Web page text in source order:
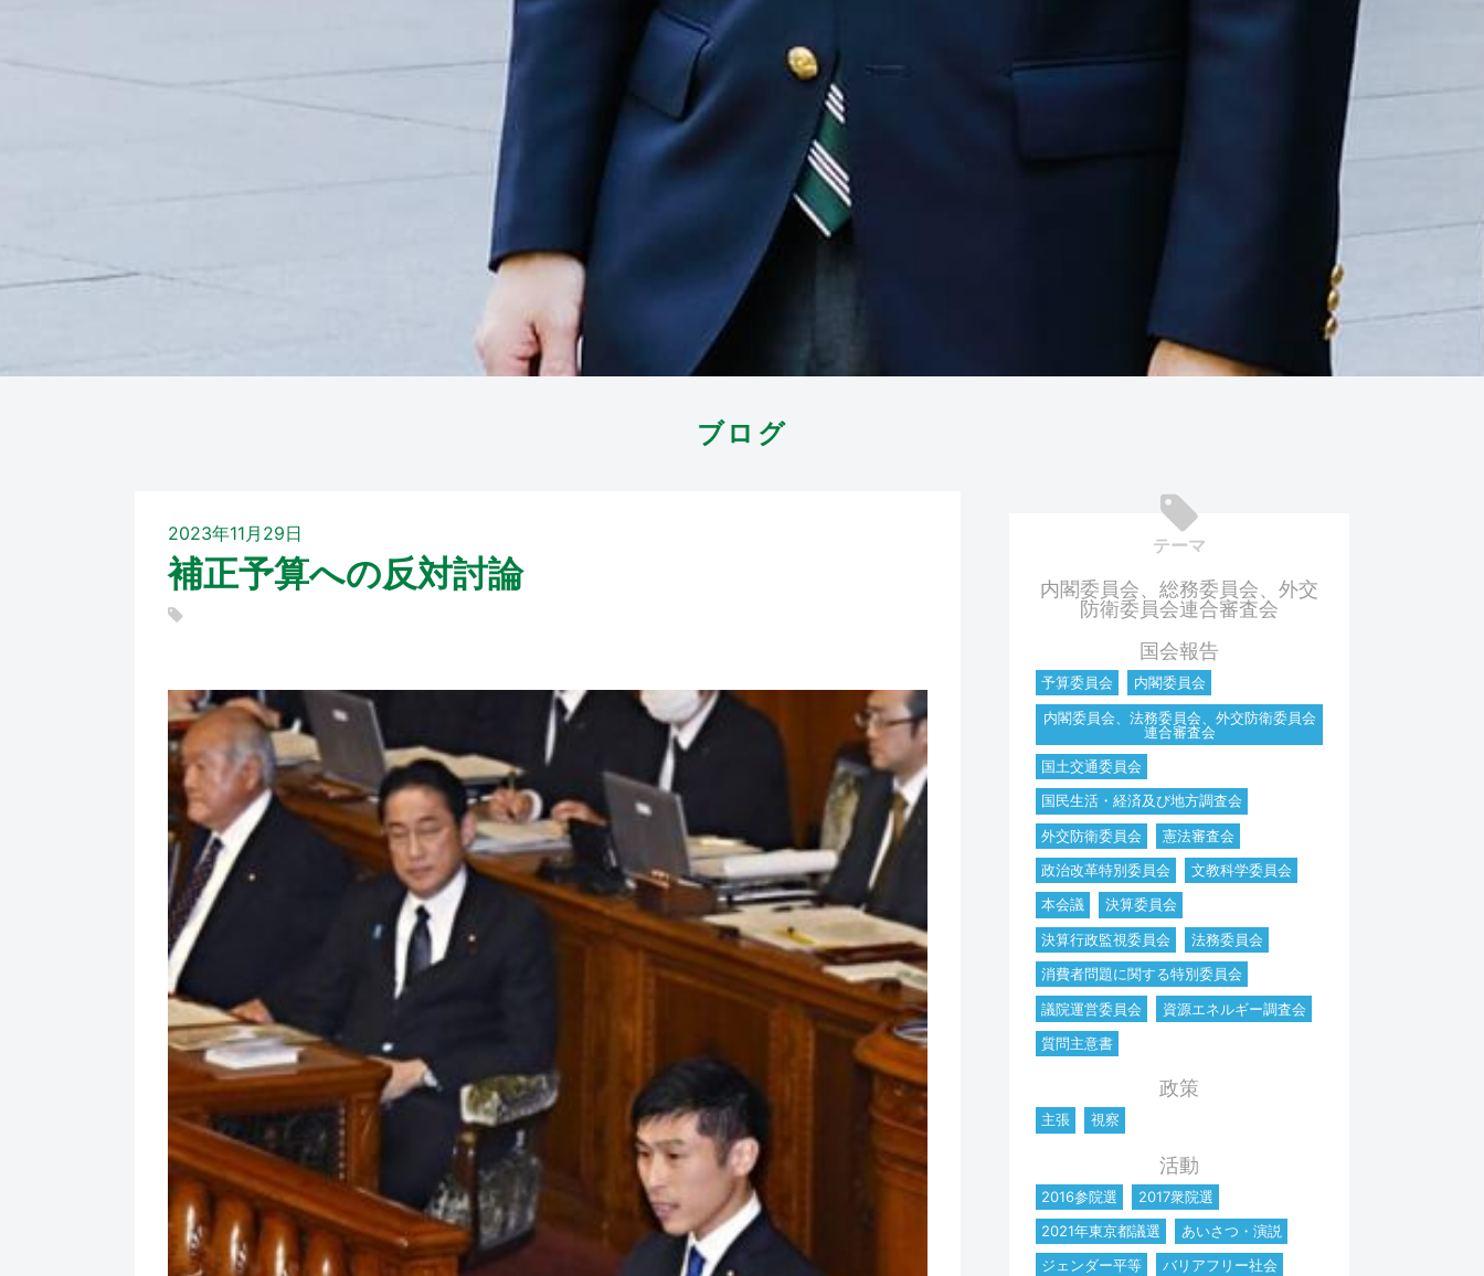
ブログ
2023年11月29日
補正予算への反対討論
テーマ
内閣委員会、総務委員会、外交
防衛委員会連合審査会
国会報告
予算委員会
内閣委員会
内閣委員会、法務委員会、外交防衛委員会
連合審査会
国土交通委員会
国民生活・経済及び地方調査会
外交防衛委員会
憲法審査会
政治改革特別委員会
文教科学委員会
本会議
決算委員会
決算行政監視委員会
法務委員会
消費者問題に関する特別委員会
議院運営委員会
資源エネルギー調査会
質問主意書
政策
主張 視察
活動
2016参院選
2017衆院選
2021年東京都議選
あいさつ・演説
ジェンダー平等
バリアフリー社会